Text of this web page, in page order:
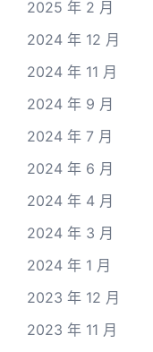
2025 年 2 月
2024 年 12 月
2024 年 11 月
2024 年 9 月
2024 年 7 月
2024 年 6 月
2024 年 4 月
2024 年 3 月
2024 年 1 月
2023 年 12 月
2023 年 11 月